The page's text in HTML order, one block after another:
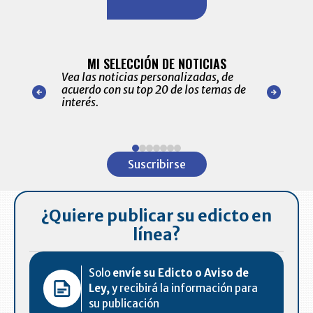
nuestro
para
MI SELECCIÓN DE NOTICIAS
Vea las noticias personalizadas, de
acuerdo con su top 20 de los temas de
interés.
de las
Suscribirse
¿Quiere publicar su edicto en
línea?
Solo envíe su Edicto o Aviso de
Ley,y recibirá la información para
su publicación